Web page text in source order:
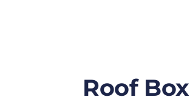
Roof Box